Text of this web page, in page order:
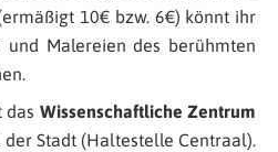
10€ bzw. 6€) könnt ihr
und Malereien des berühmten
das Wissenschaftliche Zentrum
Stadt (Haltestelle Centraal).